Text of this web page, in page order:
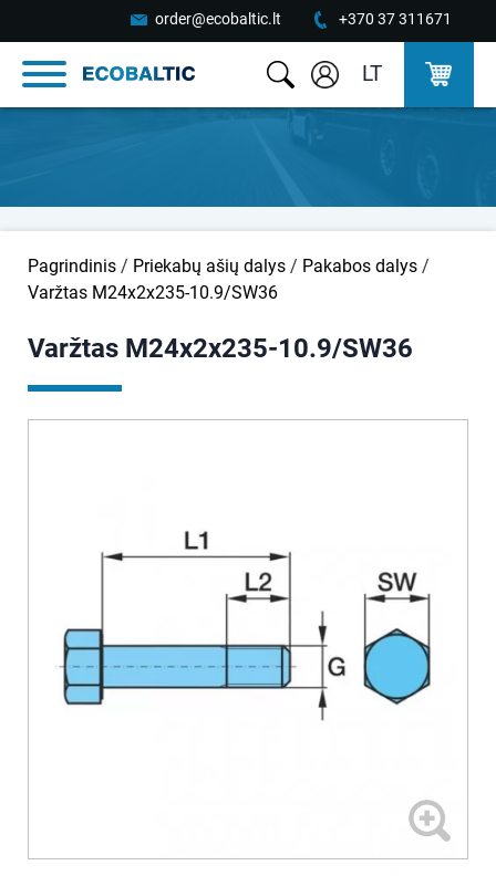
order@ecobaltic.lt +370 37 311671
LT
Pagrindinis / Priekabų ašių dalys / Pakabos dalys /
Varžtas M24x2x235-10.9/SW36
Varžtas M24x2x235-10.9/SW36